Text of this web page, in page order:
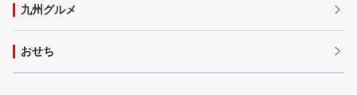
九州グルメ
おせち